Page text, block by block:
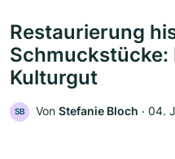
Restaurierung
Schmuckstücke:
Kulturgut
SB Von Stefanie Bloch ‧ 04.